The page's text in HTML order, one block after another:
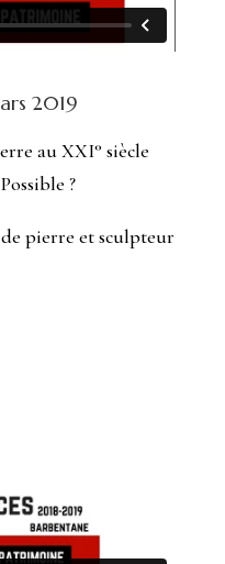
2019
au XXI° siècle
?
pierre et sculpteur